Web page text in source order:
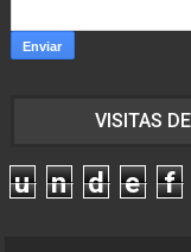
VISITAS
u n d e f